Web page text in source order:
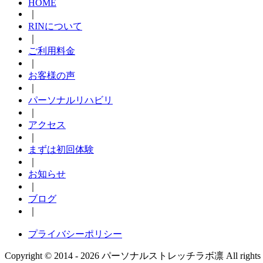
HOME
RINについて
ご利用料金
お客様の声
パーソナルリハビリ
アクセス
まずは初回体験
お知らせ
ブログ
プライバシーポリシー
Copyright © 2014 - 2026 パーソナルストレッチラボ凛 All rights